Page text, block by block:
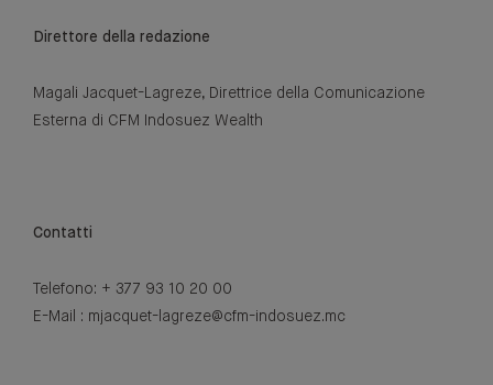
Direttore della redazione
Magali Jacquet-Lagreze, Direttrice della Comunicazione
Esterna di CFM Indosuez Wealth
Contatti
Telefono: + 377 93 10 20 00
E-Mail : mjacquet-lagreze@cfm-indosuez.mc